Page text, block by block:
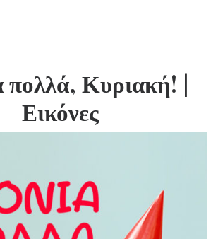
πολλά, Κυριακή! |
Εικόνες